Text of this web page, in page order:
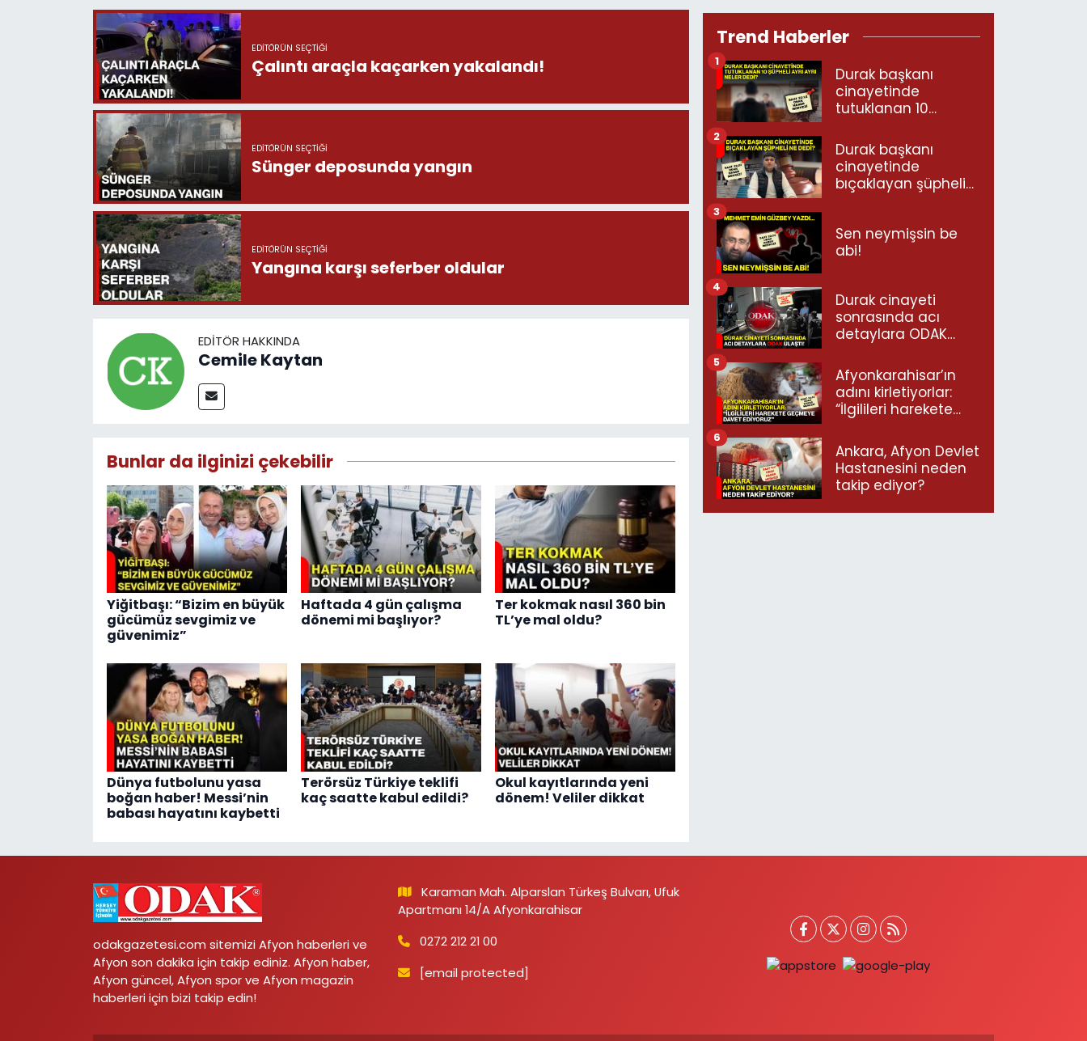
EDITÖRÜN SEÇTIĞI
Çalıntı araçla kaçarken yakalandı!
EDITÖRÜN SEÇTIĞI
Sünger deposunda yangın
EDITÖRÜN SEÇTIĞI
Yangına karşı seferber oldular
EDITÖR HAKKINDA
Cemile Kaytan
Bunlar da ilginizi çekebilir
Yiğitbaşı: “Bizim en büyük
gücümüz sevgimiz ve
güvenimiz”
Haftada 4 gün çalışma
dönemi mi başlıyor?
Ter kokmak nasıl 360 bin
TL’ye mal oldu?
Dünya futbolunu yasa
boğan haber! Messi’nin
babası hayatını kaybetti
Terörsüz Türkiye teklifi
kaç saatte kabul edildi?
Okul kayıtlarında yeni
dönem! Veliler dikkat
Trend Haberler
Durak başkanı
cinayetinde
tutuklanan 10
neler dedi?
1
Durak başkanı
cinayetinde
bıçaklayan şüpheli
2
Sen neymişsin be
abi!
3
Durak cinayeti
sonrasında acı
detaylara ODAK
4
Afyonkarahisar’ın
adını kirletiyorlar:
“İlgilileri harekete
ediyoruz”
5
Ankara, Afyon Devlet
Hastanesini neden
takip ediyor?
6
odakgazetesi.com sitemizi Afyon haberleri ve
Afyon son dakika için takip ediniz. Afyon haber,
Afyon güncel, Afyon spor ve Afyon magazin
haberleri için bizi takip edin!
Karaman Mah. Alparslan Türkeş Bulvarı, Ufuk
Apartmanı 14/A Afyonkarahisar
0272 212 21 00
[email protected]